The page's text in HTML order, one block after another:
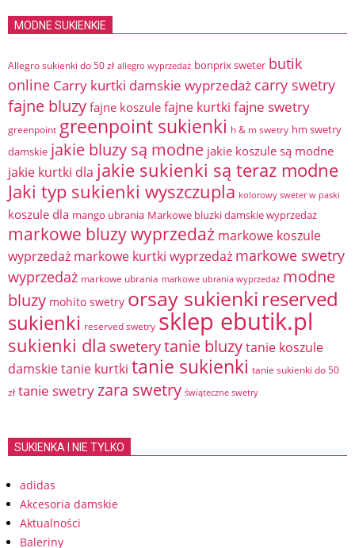
MODNE SUKIENKIE
Allegro sukienki do 50 zł allegro wyprzedaż bonprix sweter butik
online Carry kurtki damskie wyprzedaż carry swetry
fajne bluzy fajne koszule fajne kurtki fajne swetry
greenpoint greenpoint sukienki h & m swetry hm swetry
damskie jakie bluzy są modne jakie koszule są modne
jakie kurtki dla jakie sukienki są teraz modne
Jaki typ sukienki wyszczupla kolorowy sweter w paski
koszule dla mango ubrania Markowe bluzki damskie wyprzedaż
markowe bluzy wyprzedaż markowe koszule
wyprzedaż markowe kurtki wyprzedaż markowe swetry
wyprzedaż markowe ubrania markowe ubrania wyprzedaż modne
bluzy mohito swetry orsay sukienki reserved
sukienki reserved swetry sklep ebutik.pl
sukienki dla sweterytanie bluzytanie koszule
damskietanie kurtki tanie sukienki tanie sukienki do 50
zł tanie swetryzara swetry świąteczne swetry
SUKIENKA I NIE TYLKO
adidas
Akcesoria damskie
Aktualności
Baleriny